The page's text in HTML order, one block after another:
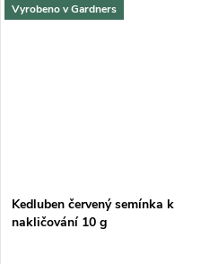
Vyrobeno v Gardners
Kedluben červený semínka k
nakličování 10 g